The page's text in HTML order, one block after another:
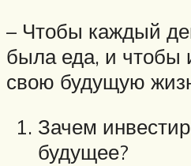
– Чтобы каждый
была еда, и чтобы
свою будущую
Зачем
будущее?